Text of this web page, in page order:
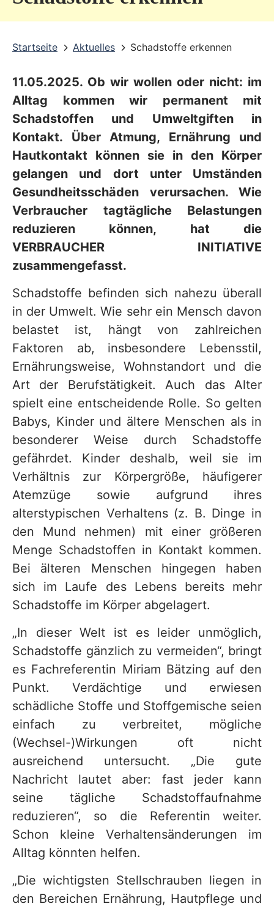
Startseite Aktuelles Schadstoffe erkennen
11.05.2025. Ob wir wollen oder nicht: im
Alltag kommen wir permanent mit
Schadstoffen und Umweltgiften in
Kontakt. Über Atmung, Ernährung und
Hautkontakt können sie in den Körper
gelangen und dort unter Umständen
Gesundheitsschäden verursachen. Wie
Verbraucher tagtägliche Belastungen
reduzieren können, hat die
VERBRAUCHER INITIATIVE
zusammengefasst.
Schadstoffe befinden sich nahezu überall
in der Umwelt. Wie sehr ein Mensch davon
belastet ist, hängt von zahlreichen
Faktoren ab, insbesondere Lebensstil,
Ernährungsweise, Wohnstandort und die
Art der Berufstätigkeit. Auch das Alter
spielt eine entscheidende Rolle. So gelten
Babys, Kinder und ältere Menschen als in
besonderer Weise durch Schadstoffe
gefährdet. Kinder deshalb, weil sie im
Verhältnis zur Körpergröße, häufigerer
Atemzüge sowie aufgrund ihres
alterstypischen Verhaltens (z. B. Dinge in
den Mund nehmen) mit einer größeren
Menge Schadstoffen in Kontakt kommen.
Bei älteren Menschen hingegen haben
sich im Laufe des Lebens bereits mehr
Schadstoffe im Körper abgelagert.
„In dieser Welt ist es leider unmöglich,
Schadstoffe gänzlich zu vermeiden“, bringt
es Fachreferentin Miriam Bätzing auf den
Punkt. Verdächtige und erwiesen
schädliche Stoffe und Stoffgemische seien
einfach zu verbreitet, mögliche
(Wechsel-)Wirkungen oft nicht
ausreichend untersucht. „Die gute
Nachricht lautet aber: fast jeder kann
seine tägliche Schadstoffaufnahme
reduzieren“, so die Referentin weiter.
Schon kleine Verhaltensänderungen im
Alltag könnten helfen.
„Die wichtigsten Stellschrauben liegen in
den Bereichen Ernährung, Hautpflege und
v